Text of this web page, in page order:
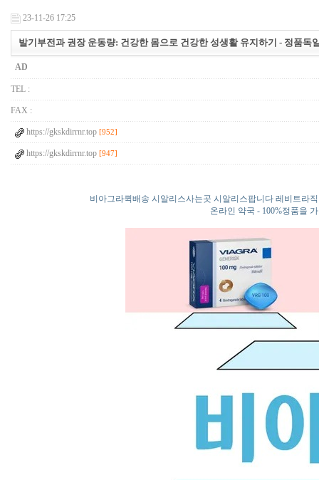
23-11-26 17:25
발기부전과 권장 운동량: 건강한 몸으로 건강한 성생활 유지하기 - 정품독
AD
TEL :
FAX :
https://gkskdirrnr.top [952]
https://gkskdirrnr.top [947]
비아그라퀵배송 시알리스사는곳 시알리스팝니다 레비트라
온라인 약국 - 100%정품을